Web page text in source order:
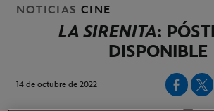
NOTICIAS CINE
LA SIRENITA:
DISPONIBLE
14 de octubre de 2022